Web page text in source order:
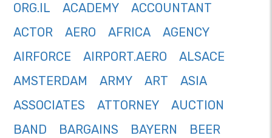
ORG.IL
ACADEMY
ACCOUNTANT
ACTOR
AERO AFRICA
AGENCY
AIRFORCE
AIRPORT.AERO
ALSACE
AMSTERDAM
ARMY ART
ASIA
ASSOCIATES
ATTORNEY
AUCTION
BAND
BARGAINS BAYERN
BEER